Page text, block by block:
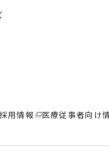
採用情報 医療従事者向け